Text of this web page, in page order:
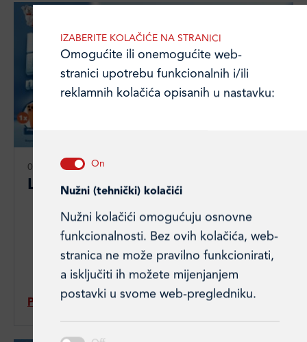
06. 07. 2026.
Ledeno dobra nagradna igra
Pročitajte članak
IZABERITE KOLAČIĆE NA STRANICI
Omogućite ili onemogućite web-
stranici upotrebu funkcionalnih i/ili
reklamnih kolačića opisanih u nastavku:
Nužni (tehnički) kolačići
Nužni kolačići omogućuju osnovne
funkcionalnosti. Bez ovih kolačića, web-
stranica ne može pravilno funkcionirati,
a isključiti ih možete mijenjanjem
postavki u svome web-pregledniku.